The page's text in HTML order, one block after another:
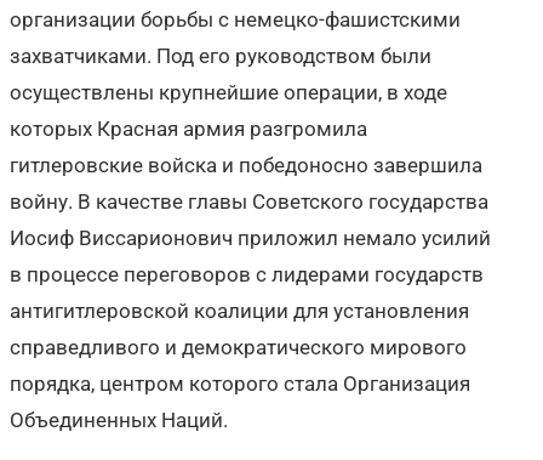
организации борьбы с немецко-фашистскими
захватчиками. Под его руководством были
осуществлены крупнейшие операции, в ходе
которых Красная армия разгромила
гитлеровские войска и победоносно завершила
войну. В качестве главы Советского государства
Иосиф Виссарионович приложил немало усилий
в процессе переговоров с лидерами государств
антигитлеровской коалиции для установления
справедливого и демократического мирового
порядка, центром которого стала Организация
Объединенных Наций.